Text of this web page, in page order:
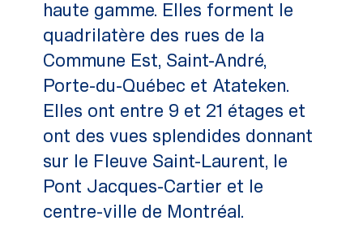
haute gamme. Elles forment le
quadrilatère des rues de la
Commune Est, Saint-André,
Porte-du-Québec et Atateken.
Elles ont entre 9 et 21 étages et
ont des vues splendides donnant
sur le Fleuve Saint-Laurent, le
Pont Jacques-Cartier et le
centre-ville de Montréal.